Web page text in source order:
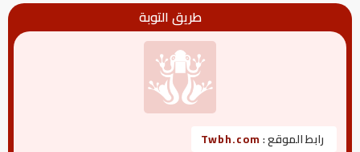
طريق التوبة
رابط الموقع :Twbh.com